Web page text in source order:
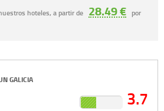
hoteles, a partir de 28.49 € por
GALICIA
3.7